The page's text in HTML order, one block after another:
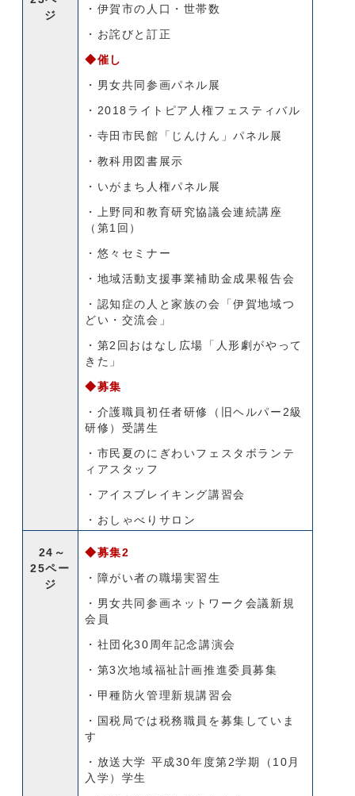
ジ
・伊賀市の人口・世帯数
・お詫びと訂正
◆催し
・男女共同参画パネル展
・2018ライトピア人権フェスティバル
・寺田市民館「じんけん」パネル展
・教科用図書展示
・いがまち人権パネル展
・上野同和教育研究協議会連続講座
（第1回）
・悠々セミナー
・地域活動支援事業補助金成果報告会
・認知症の人と家族の会「伊賀地域つ
どい・交流会」
・第2回おはなし広場「人形劇がやって
きた」
◆募集
・介護職員初任者研修（旧ヘルパー2級
研修）受講生
・市民夏のにぎわいフェスタボランテ
ィアスタッフ
・アイスブレイキング講習会
・おしゃべりサロン
24～
25ペー
ジ
◆募集2
・障がい者の職場実習生
・男女共同参画ネットワーク会議新規
会員
・社団化30周年記念講演会
・第3次地域福祉計画推進委員募集
・甲種防火管理新規講習会
・国税局では税務職員を募集していま
す
・放送大学 平成30年度第2学期（10月
入学）学生